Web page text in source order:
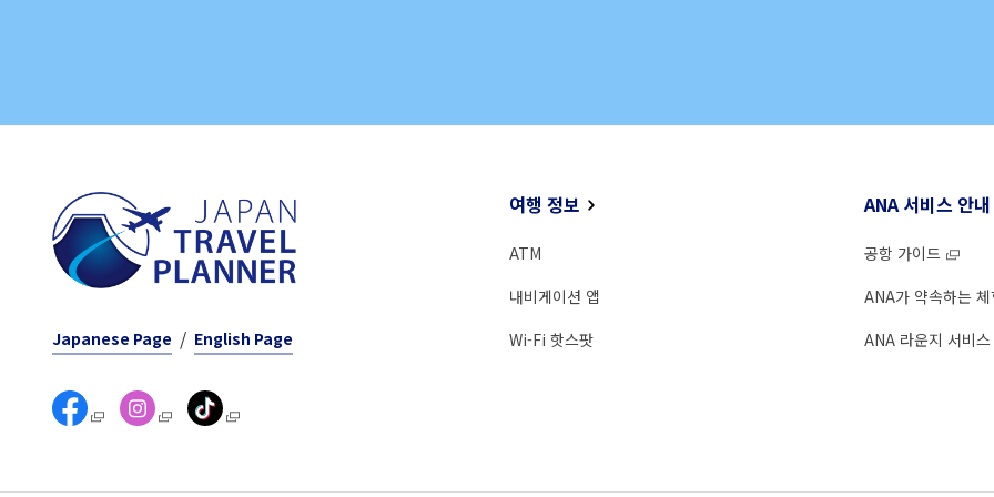
Japanese Page English Page
여행 정보
ATM
내비게이션 앱
Wi-Fi 핫스팟
ANA 서비스 안내
공항 가이드
ANA가 약속하는 체
ANA 라운지 서비스